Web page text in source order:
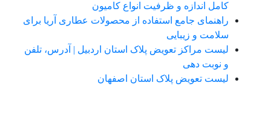
کامل اندازه و ظرفیت انواع کامیون
راهنمای جامع استفاده از محصولات عطاری آریا برای
سلامت و زیبایی
لیست مراکز تعویض پلاک استان اردبیل | آدرس، تلفن
و نوبت دهی
لیست تعویض پلاک استان اصفهان